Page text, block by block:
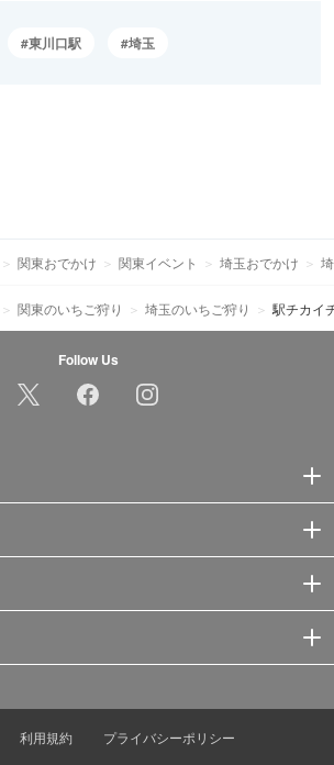
東川口駅 埼玉
関東おでかけ 関東イベント 埼玉おでかけ
関東のいちご狩り 埼玉のいちご狩り 駅チカイ
Follow Us
利用規約
プライバシーポリシー